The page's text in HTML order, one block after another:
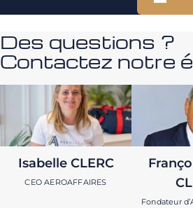
Des questions ?
Contactez notre
Isabelle CLERC
CEO AEROAFFAIRES
Fondateur